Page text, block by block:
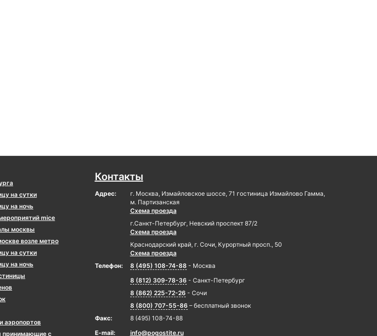
на сутки
на ночь
mice
москвы
возле метро
на сутки
на ночь
аэропортов
принимающие с
Контакты
Адрес:
г. Москва, Измайловское шоссе, 71 гостиница Измайлово Гамма,
м. Партизанская
Схема проезда
г.Санкт-Петербург, Невский проспект 87/2
Схема проезда
Краснодарский край, г. Сочи, Курортный просп., 50
Схема проезда
Телефон:
8 (495) 108-74-88 - Москва
8 (812) 309-78-36 - Санкт-Петербург
8 (862) 225-72-26 - Сочи
8 (800) 707-55-86 – бесплатный звонок
Факс:
8 (495) 108-74-88
E-mail:
info@pogostite.ru